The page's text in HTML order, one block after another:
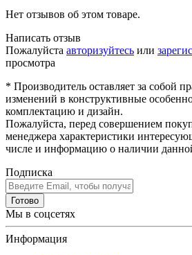
Нет отзывов об этом товаре.
Написать отзыв
Пожалуйста авторизуйтесь или
просмотра
* Производитель оставляет за собой
изменений в конструктивные
комплектацию и дизайн.
Пожалуйста, перед совершением
менеджера характеристики
числе и информацию о наличии
Подписка
Готово
Мы в соцсетях
Информация